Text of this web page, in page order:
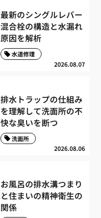
最新のシングルレバー
混合栓の構造と水漏れ
原因を解析
2026.08.07
水道修理
排水トラップの仕組み
を理解して洗面所の不
快な臭いを断つ
2026.08.06
洗面所
お風呂の排水溝つまり
と住まいの精神衛生の
関係